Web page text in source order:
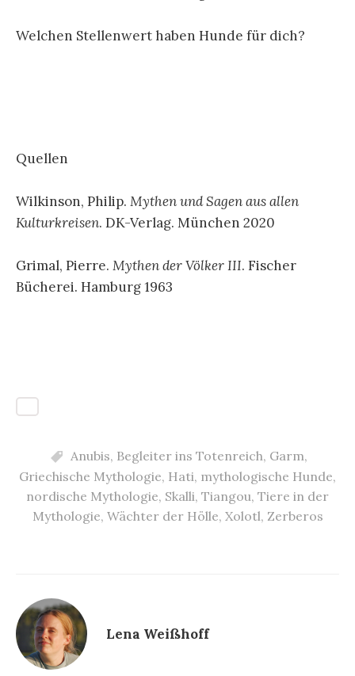
Welchen Stellenwert haben Hunde für dich?
Quellen
Wilkinson, Philip. Mythen und Sagen aus allen
Kulturkreisen. DK-Verlag. München 2020
Grimal, Pierre. Mythen der Völker III. Fischer
Bücherei. Hamburg 1963
Anubis, Begleiter ins Totenreich, Garm,
Griechische Mythologie, Hati, mythologische Hunde,
nordische Mythologie, Skalli, Tiangou, Tiere in der
Mythologie, Wächter der Hölle, Xolotl, Zerberos
Lena Weißhoff